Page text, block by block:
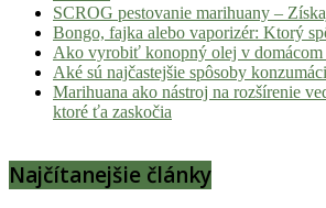
nalaď
pohodu.
SCROG pestovanie marihuany –
Bongo, fajka alebo vaporizér: Ktorý
Ako vyrobiť konopný olej v domácom
Aké sú najčastejšie spôsoby
Marihuana ako nástroj na rozšírenie
ktoré ťa zaskočia
Najčítanejšie články